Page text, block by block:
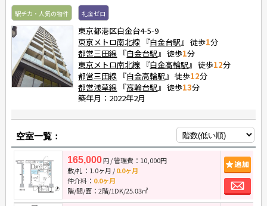
駅チカ・人気の物件 礼金ゼロ
東京都港区白金台4-5-9
東京メトロ南北線 『白金台駅 』 徒歩1分
都営三田線 『白金台駅 』 徒歩1分
東京メトロ南北線 『白金高輪駅 』 徒歩12分
都営三田線 『白金高輪駅 』 徒歩12分
都営浅草線 『高輪台駅 』 徒歩13分
築年月：2022年2月
空室一覧：
165,000円/ 管理費：10,000円
敷/礼： 1.0ヶ月 /0.0ヶ月
仲介料： 0.0ヶ月
階/間/面：2階/1DK/25.03㎡
追
お